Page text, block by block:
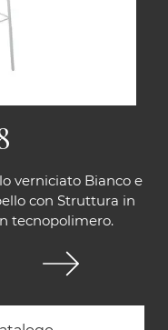
verniciato Bianco e
con Struttura in
tecnopolimero.